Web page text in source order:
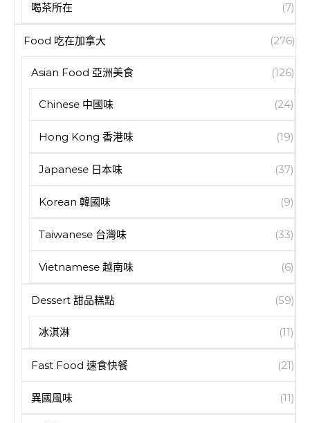
喝茶所在 (7)
Food 吃在加拿大 (276)
Asian Food 亞洲美食 (126)
Chinese 中國味 (24)
Hong Kong 香港味 (19)
Japanese 日本味 (37)
Korean 韓國味 (9)
Taiwanese 台灣味 (33)
Vietnamese 越南味 (6)
Dessert 甜品糕點 (59)
冰淇淋 (11)
Fast Food 速食快餐 (21)
異國風味 (11)